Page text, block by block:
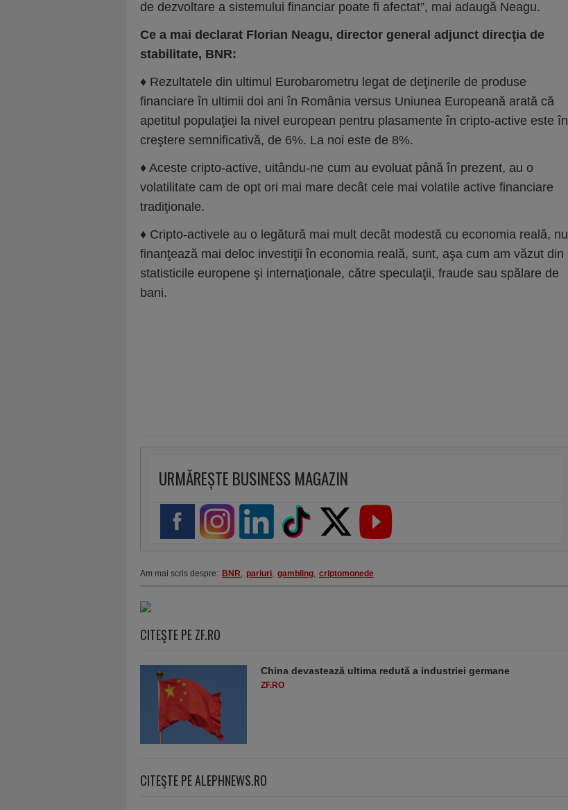
de dezvoltare a sistemului financiar poate fi afectat”, mai adaugă Neagu.
Ce a mai declarat Florian Neagu, director general adjunct direcţia de
stabilitate, BNR:
♦ Rezultatele din ultimul Eurobarometru legat de deţinerile de produse
financiare în ultimii doi ani în România versus Uniunea Europeană arată că
apetitul populaţiei la nivel european pentru plasamente în cripto-active este în
creştere semnificativă, de 6%. La noi este de 8%.
♦ Aceste cripto-active, uitându-ne cum au evoluat până în prezent, au o
volatilitate cam de opt ori mai mare decât cele mai volatile active financiare
tradiţionale.
♦ Cripto-activele au o legătură mai mult decât modestă cu economia reală, nu
finanţează mai deloc investiţii în economia reală, sunt, aşa cum am văzut din
statisticile europene şi internaţionale, către speculaţii, fraude sau spălare de
bani.
URMĂREȘTE BUSINESS MAGAZIN
Am mai scris despre: BNR, pariuri, gambling, criptomonede
CITEŞTE PE ZF.RO
China devastează ultima redută a industriei germane
ZF.RO
CITEŞTE PE ALEPHNEWS.RO